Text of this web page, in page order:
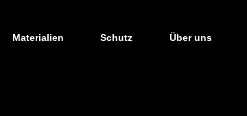
Materialien Schutz Über uns